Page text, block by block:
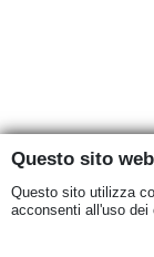
Questo sito
Questo sito utilizza
acconsenti all'uso dei